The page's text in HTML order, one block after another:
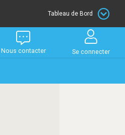
Tableau de Bord
Nous contacter Se connecter